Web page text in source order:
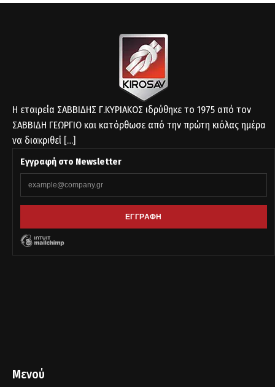
Η εταιρεία ΣΑΒΒΙΔΗΣ Γ.ΚΥΡΙΑΚΟΣ ιδρύθηκε το 1975 από τον
ΣΑΒΒΙΔΗ ΓΕΩΡΓΙΟ και κατόρθωσε από την πρώτη κιόλας ημέρα
να διακριθεί […]
Εγγραφή στο Newsletter
Μενού